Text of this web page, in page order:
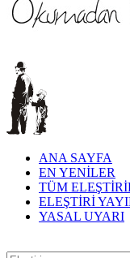
ANA SAYFA
EN YENİLER
TÜM
ELEŞTİRİ
YASAL UYARI